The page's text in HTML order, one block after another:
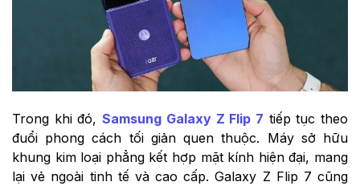
Trong khi đó,Samsung Galaxy Z Flip 7 tiếp tục theo
đuổi phong cách tối giản quen thuộc. Máy sở hữu
khung kim loại phẳng kết hợp mặt kính hiện đại, mang
lại vẻ ngoài tinh tế và cao cấp. Galaxy Z Flip 7 cũng